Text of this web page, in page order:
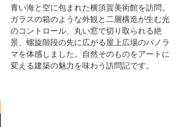
青い海と空に包まれた横須賀美術館を訪問。
ガラスの箱のような外観と二層構造が生む光
のコントロール、丸い窓で切り取られる絶
景、螺旋階段の先に広がる屋上広場のパノラ
マを体感しました。自然そのものをアートに
変える建築の魅力を味わう訪問記です。